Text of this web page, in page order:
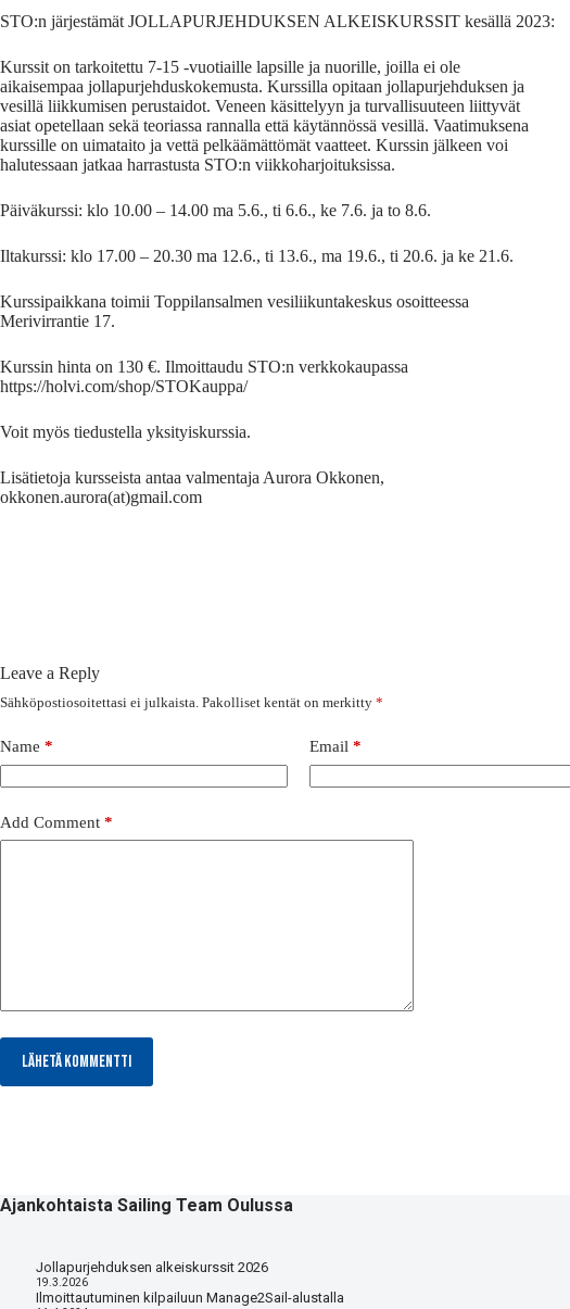
STO:n järjestämät JOLLAPURJEHDUKSEN ALKEISKURSSIT kesällä 2023:
Kurssit on tarkoitettu 7-15 -vuotiaille lapsille ja nuorille, joilla ei ole
aikaisempaa jollapurjehduskokemusta. Kurssilla opitaan jollapurjehduksen ja
vesillä liikkumisen perustaidot. Veneen käsittelyyn ja turvallisuuteen liittyvät
asiat opetellaan sekä teoriassa rannalla että käytännössä vesillä. Vaatimuksena
kurssille on uimataito ja vettä pelkäämättömät vaatteet. Kurssin jälkeen voi
halutessaan jatkaa harrastusta STO:n viikkoharjoituksissa.
Päiväkurssi: klo 10.00 – 14.00 ma 5.6., ti 6.6., ke 7.6. ja to 8.6.
Iltakurssi: klo 17.00 – 20.30 ma 12.6., ti 13.6., ma 19.6., ti 20.6. ja ke 21.6.
Kurssipaikkana toimii Toppilansalmen vesiliikuntakeskus osoitteessa
Merivirrantie 17.
Kurssin hinta on 130 €. Ilmoittaudu STO:n verkkokaupassa
https://holvi.com/shop/STOKauppa/
Voit myös tiedustella yksityiskurssia.
Lisätietoja kursseista antaa valmentaja Aurora Okkonen,
okkonen.aurora(at)gmail.com
Leave a Reply
Sähköpostiosoitettasi ei julkaista. Pakolliset kentät on merkitty *
Name * Email *
Add Comment *
Lähetä kommentti
Ajankohtaista Sailing Team Oulussa
Jollapurjehduksen alkeiskurssit 2026
19.3.2026
Ilmoittautuminen kilpailuun Manage2Sail-alustalla